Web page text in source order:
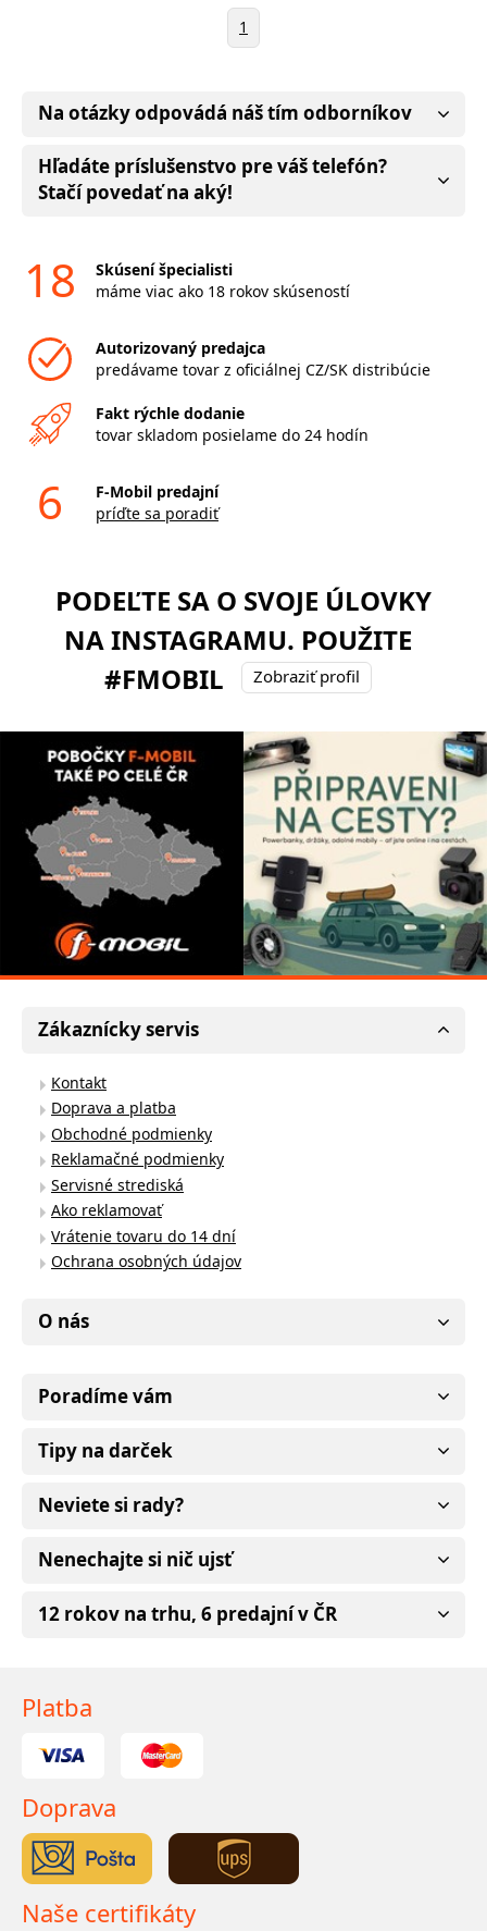
1
Na otázky odpovádá náš tím odborníkov
Hľadáte príslušenstvo pre váš telefón?
Stačí povedať na aký!
18
Skúsení špecialisti
máme viac ako 18 rokov skúseností
Autorizovaný predajca
predávame tovar z oficiálnej CZ/SK distribúcie
Fakt rýchle dodanie
tovar skladom posielame do 24 hodín
6
F-Mobil predajní
príďte sa poradiť
PODEĽTE SA O SVOJE ÚLOVKY
NA INSTAGRAMU. POUŽITE
#FMOBIL
Zobraziť profil
Zákaznícky servis
Kontakt
Doprava a platba
Obchodné podmienky
Reklamačné podmienky
Servisné strediská
Ako reklamovať
Vrátenie tovaru do 14 dní
Ochrana osobných údajov
O nás
Poradíme vám
Tipy na darček
Neviete si rady?
Nenechajte si nič ujsť
12 rokov na trhu, 6 predajní v ČR
Platba
Doprava
Naše certifikáty